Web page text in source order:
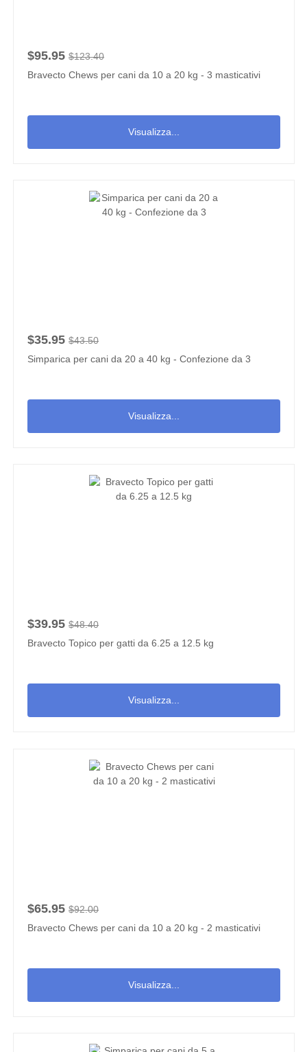
$95.95 $123.40
Bravecto Chews per cani da 10 a 20 kg - 3 masticativi
Visualizza...
$35.95 $43.50
Simparica per cani da 20 a 40 kg - Confezione da 3
Visualizza...
$39.95 $48.40
Bravecto Topico per gatti da 6.25 a 12.5 kg
Visualizza...
$65.95 $92.00
Bravecto Chews per cani da 10 a 20 kg - 2 masticativi
Visualizza...